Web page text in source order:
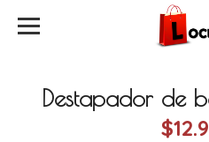
Destapador de